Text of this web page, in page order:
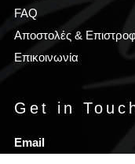
FAQ
Αποστολές &
Επικοινωνία
Get in
Email